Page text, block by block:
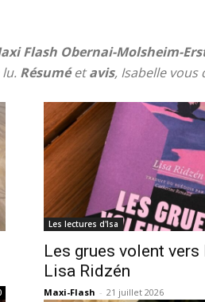
Flash Obernai-Molsheim-
Résuméetavis, Isabelle
Les lectures d'Isa
Les grues volent vers
Lisa Ridzén
Maxi-Flash - 21 juillet 2026